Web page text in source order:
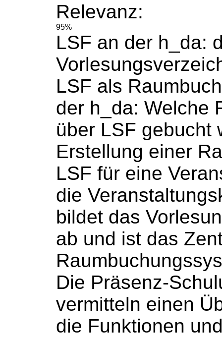
Relevanz:
95%
LSF an der h_da:
LSF als
der h_da: Welche
über LSF gebucht
Erstellung einer
LSF für eine
die
bildet das
ab und ist das
Die Präsenz-
vermitteln einen
die Funktionen